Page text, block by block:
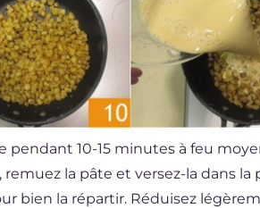
pendant 10-15 minutes à feu
remuez la pâte et versez-la dans la
bien la répartir. Réduisez